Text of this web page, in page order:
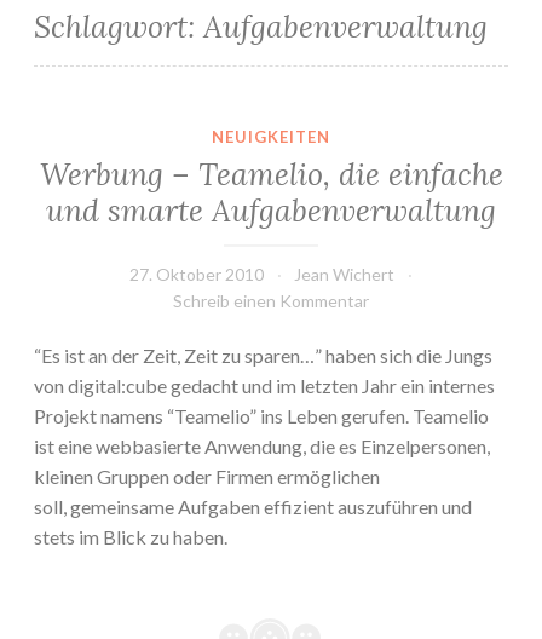
Schlagwort:Aufgabenverwaltung
NEUIGKEITEN
Werbung – Teamelio, die einfache
und smarte Aufgabenverwaltung
27. Oktober 2010
Jean Wichert
Schreib einen Kommentar
“Es ist an der Zeit, Zeit zu sparen…” haben sich die Jungs
von digital:cube gedacht und im letzten Jahr ein internes
Projekt namens “Teamelio” ins Leben gerufen. Teamelio
ist eine webbasierte Anwendung, die es Einzelpersonen,
kleinen Gruppen oder Firmen ermöglichen
soll, gemeinsame Aufgaben effizient auszuführen und
stets im Blick zu haben.